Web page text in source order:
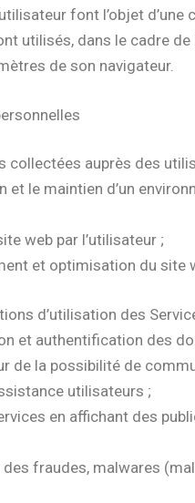
font l’objet d’une
utilisés, dans le cadre
de son navigateur.
collectées auprès des
et le maintien d’un
web par l’utilisateur ;
et optimisation du site
d’utilisation des
et authentification des
de la possibilité de
utilisateurs ;
en affichant des
fraudes, malwares